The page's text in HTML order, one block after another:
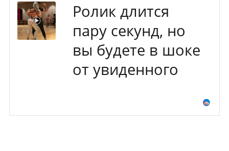
Ролик длится
пару секунд, но
вы будете в шоке
от увиденного